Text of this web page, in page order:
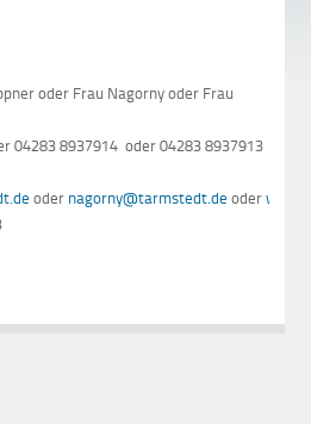
oder Frau Nagorny oder Frau
04283 8937914 oder 04283 8937913
oder nagorny@tarmstedt.de oder